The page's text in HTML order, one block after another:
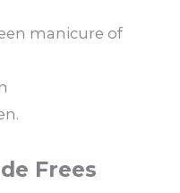
manicure of
Frees